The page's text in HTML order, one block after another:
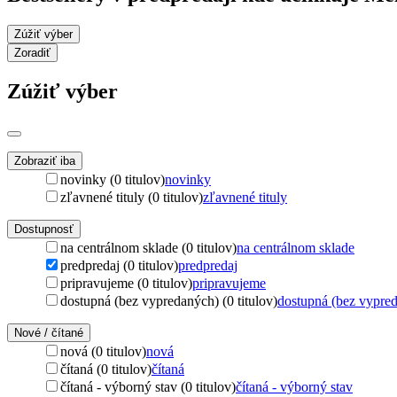
Zúžiť výber
Zoradiť
Zúžiť výber
Zobraziť iba
novinky (0 titulov)novinky
zľavnené tituly (0 titulov)zľavnené tituly
Dostupnosť
na centrálnom sklade (0 titulov)na centrálnom sklade
predpredaj (0 titulov)predpredaj
pripravujeme (0 titulov)pripravujeme
dostupná (bez vypredaných) (0 titulov)dostupná (bez
Nové / čítané
nová (0 titulov)nová
čítaná (0 titulov)čítaná
čítaná - výborný stav (0 titulov)čítaná - výborný stav